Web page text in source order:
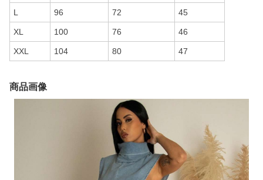
L 96 72 45
XL 100 76 46
XXL 104 80 47
商品画像